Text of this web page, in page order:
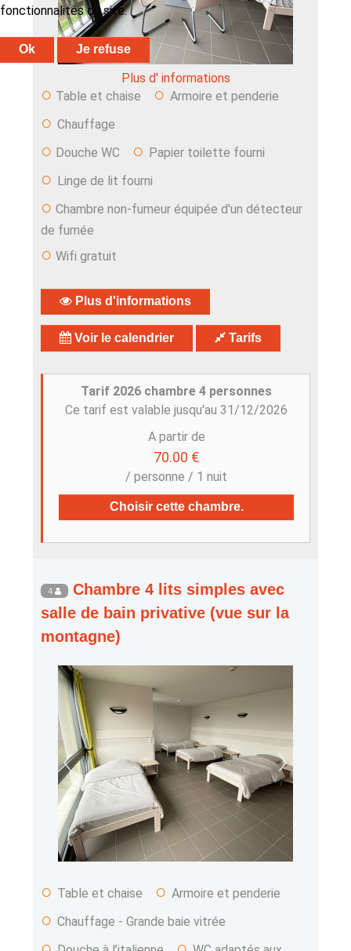
○ Table et chaise ○ Armoire et penderie
○ Chauffage
○ Douche WC ○ Papier toilette fourni
○ Linge de lit fourni
○ Chambre non-fumeur équipée d'un détecteur
de fumée
○ Wifi gratuit
Plus d'informations
Voir le calendrier Tarifs
Tarif 2026 chambre 4 personnes
Ce tarif est valable jusqu'au 31/12/2026
A partir de
70.00 €
/ personne / 1 nuit
Choisir cette chambre.
4
Chambre 4 lits simples avec
salle de bain privative (vue sur la
montagne)
‹ ›
○ Table et chaise ○ Armoire et penderie
○ Chauffage - Grande baie vitrée
fonctionnalités du site.
Ok Je refuse
Plus d' informations